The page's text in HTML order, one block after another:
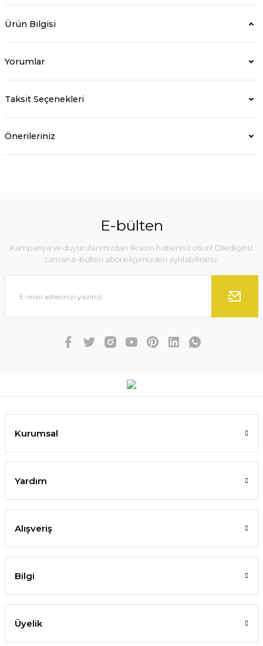
Ürün Bilgisi
Yorumlar
Taksit Seçenekleri
Önerileriniz
E-bülten
Kampanya ve duyurularımızdan ilk sizin haberiniz olsun! Dilediğiniz
zaman e-bülten aboneliğimizden ayrılabilirsiniz.
Kurumsal
Yardım
Alışveriş
Bilgi
Üyelik